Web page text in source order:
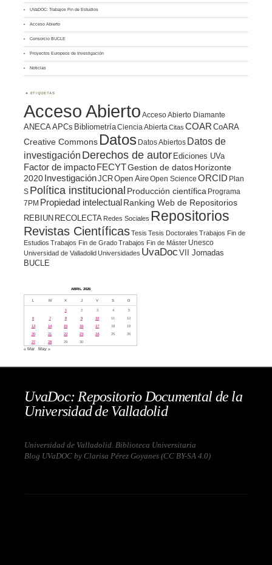
UVaDOC: Trabajos Fin de Estudios
Acceso Abierto
Consorcio BUCLE
Proyectos Europeos de Investigación
Noticias
ETIQUETAS
Acceso Abierto Acceso Abierto Diamante
ANECA APCs BibliometríaCiencia Abierta Citas COAR CoARA
Creative Commons Datos Datos Abiertos Datos de
investigación Derechos de autor Ediciones UVa
Factor de impacto FECYTGestion de datosHorizonte
2020 InvestigaciónJCROpen AireOpen Science ORCID Plan
S Política institucional Producción científica Programa
7PM Propiedad intelectualRanking Web de Repositorios
REBIUN RECOLECTA Redes Sociales Repositorios
Revistas CientíficasTesis Tesis Doctorales Trabajos Fin de
Estudios Trabajos Fin de GradoTrabajos Fin de Máster Unesco
Universidad de ValladolidUniversidades UvaDoc VII Jornadas
BUCLE
ABRIL 2026
L M X J V S D
1 2 3 4
5
6
7 8 9 10 11
12
13
14 15 16 17 18
19
20
21 22 23 24 25
26
27
28 29 30
« Mar May »
UvaDoc: Repositorio Documental de la
Universidad de Valladolid
Universidad de Valladolid. Biblioteca Universitaria
Blog UVaDOC by Clarisa Pérez Goyanes (CC BY-SA 4.0)